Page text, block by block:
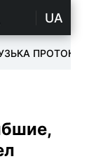
UA
ПРОТОКА